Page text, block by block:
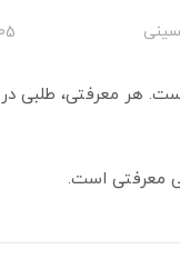
05 ارديبهشت 1402
هر معرفتی، طلبی در
معرفتی است.